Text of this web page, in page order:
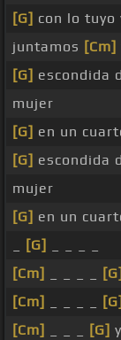
[G] con lo tuyo
juntamos [Cm]
[G] escondida
mujer
[G] en un
[G] escondida
mujer
[G] en un
[G]
[Cm]
[G]
[Cm]
[G]
[Cm]
[G]